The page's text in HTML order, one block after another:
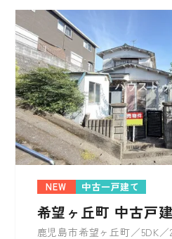
NEW 中古一戸建て
希望ヶ丘町 中古戸建
鹿児島市希望ヶ丘町／5DK